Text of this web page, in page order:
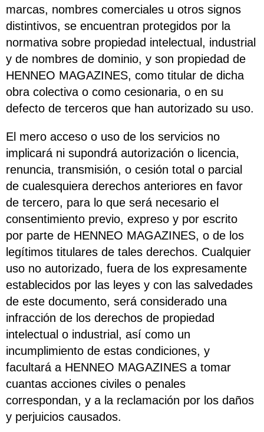
marcas, nombres comerciales u otros signos
distintivos, se encuentran protegidos por la
normativa sobre propiedad intelectual, industrial
y de nombres de dominio, y son propiedad de
HENNEO MAGAZINES, como titular de dicha
obra colectiva o como cesionaria, o en su
defecto de terceros que han autorizado su uso.
El mero acceso o uso de los servicios no
implicará ni supondrá autorización o licencia,
renuncia, transmisión, o cesión total o parcial
de cualesquiera derechos anteriores en favor
de tercero, para lo que será necesario el
consentimiento previo, expreso y por escrito
por parte de HENNEO MAGAZINES, o de los
legítimos titulares de tales derechos. Cualquier
uso no autorizado, fuera de los expresamente
establecidos por las leyes y con las salvedades
de este documento, será considerado una
infracción de los derechos de propiedad
intelectual o industrial, así como un
incumplimiento de estas condiciones, y
facultará a HENNEO MAGAZINES a tomar
cuantas acciones civiles o penales
correspondan, y a la reclamación por los daños
y perjuicios causados.